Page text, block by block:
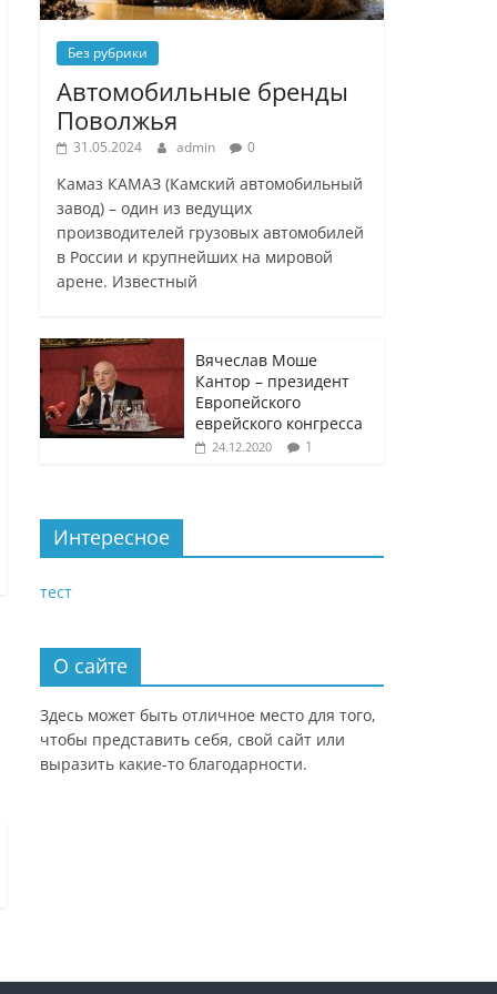
Без рубрики
Автомобильные бренды
Поволжья
31.05.2024 admin 0
Камаз КАМАЗ (Камский автомобильный
завод) – один из ведущих
производителей грузовых автомобилей
в России и крупнейших на мировой
арене. Известный
Вячеслав Моше
Кантор – президент
Европейского
еврейского конгресса
24.12.2020 1
Интересное
тест
О сайте
Здесь может быть отличное место для того,
чтобы представить себя, свой сайт или
выразить какие-то благодарности.